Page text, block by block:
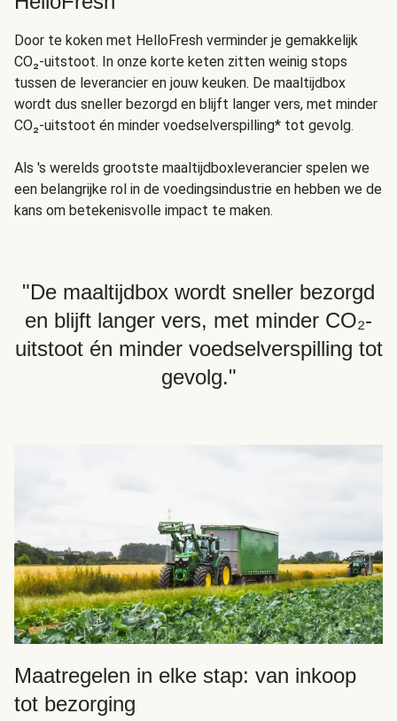
Door te koken met HelloFresh verminder je gemakkelijk
CO₂-uitstoot. In onze korte keten zitten weinig stops
tussen de leverancier en jouw keuken. De maaltijdbox
wordt dus sneller bezorgd en blijft langer vers, met minder
CO₂-uitstoot én minder voedselverspilling* tot gevolg.
Als 's werelds grootste maaltijdboxleverancier spelen we
een belangrijke rol in de voedingsindustrie en hebben we de
kans om betekenisvolle impact te maken.
"De maaltijdbox wordt sneller bezorgd
en blijft langer vers, met minder CO₂-
uitstoot én minder voedselverspilling tot
gevolg."
Maatregelen in elke stap: van inkoop
tot bezorging